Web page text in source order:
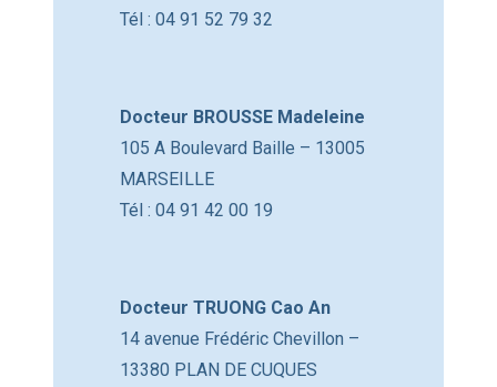
Tél : 04 91 52 79 32
Docteur BROUSSE Madeleine
105 A Boulevard Baille – 13005
MARSEILLE
Tél : 04 91 42 00 19
Docteur TRUONG Cao An
14 avenue Frédéric Chevillon –
13380 PLAN DE CUQUES